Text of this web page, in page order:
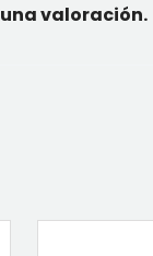
valoración.